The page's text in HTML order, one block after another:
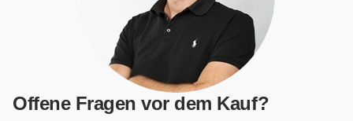
Offene Fragen vor dem Kauf?